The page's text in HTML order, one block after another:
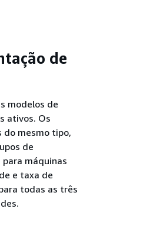
de
modelos de
ativos. Os
do mesmo tipo,
de
máquinas
e taxa de
todas as três